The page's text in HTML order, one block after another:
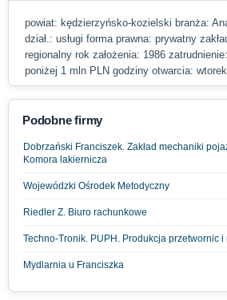
powiat: kędzierzyńsko-kozielski branża:
dział.: usługi forma prawna: prywatny
regionalny rok założenia: 1986
poniżej 1 mln PLN godziny otwarcia:
Podobne firmy
Dobrzański Franciszek. Zakład mechaniki
Komora lakiernicza
Wojewódzki Ośrodek Metodyczny
Riedler Z. Biuro rachunkowe
Techno-Tronik. PUPH. Produkcja przetwornic
Mydlarnia u Franciszka